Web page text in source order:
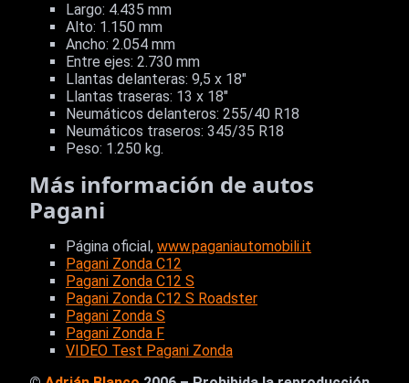
Largo: 4.435 mm
Alto: 1.150 mm
Ancho: 2.054 mm
Entre ejes: 2.730 mm
Llantas delanteras: 9,5 x 18"
Llantas traseras: 13 x 18"
Neumáticos delanteros: 255/40 R18
Neumáticos traseros: 345/35 R18
Peso: 1.250 kg.
Más información de autos
Pagani
Página oficial, www.paganiautomobili.it
Pagani Zonda C12
Pagani Zonda C12 S
Pagani Zonda C12 S Roadster
Pagani Zonda S
Pagani Zonda F
VIDEO Test Pagani Zonda